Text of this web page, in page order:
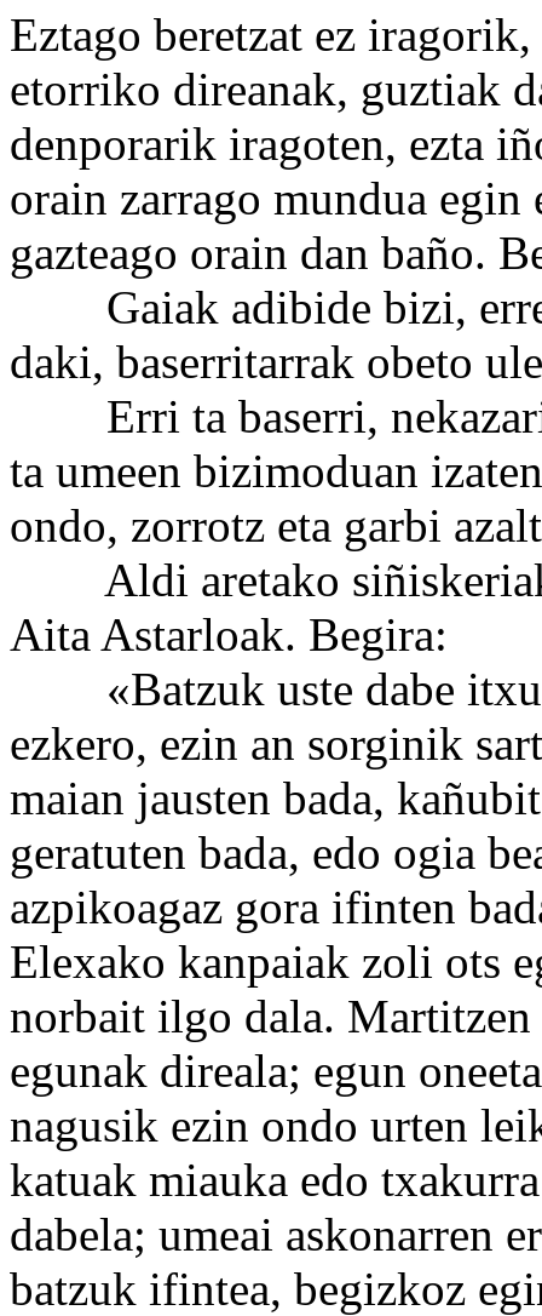
Eztago beretzat ez
etorriko direanak, guztiak
denporarik iragoten, ezta
orain zarrago mundua egin
gazteago orain dan baño.
Gaiak adibide bizi,
daki, baserritarrak obeto
Erri ta baserri, nekazari
ta umeen bizimoduan
ondo, zorrotz eta garbi
Aldi aretako siñiskeriak
Aita Astarloak. Begira:
«Batzuk uste dabe
ezkero, ezin an sorginik
maian jausten bada,
geratuten bada, edo ogia
azpikoagaz gora ifinten
Elexako kanpaiak zoli ots
norbait ilgo dala.
egunak direala; egun
nagusik ezin ondo urten
katuak miauka edo
dabela; umeai askonarren
batzuk ifintea, begizkoz